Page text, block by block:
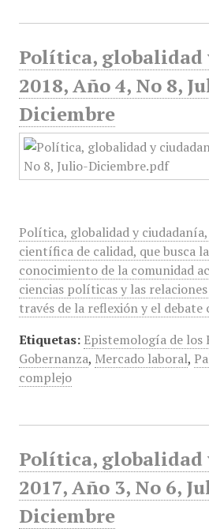
Política, globalidad
2018, Año 4, No 8,
Diciembre
Política, globalidad y
científica de calidad, que busca
conocimiento de la comunidad
ciencias políticas y las
través de la reflexión y el
Etiquetas: Epistemología de los
Gobernanza, Mercado laboral,
complejo
Política, globalidad
2017, Año 3, No 6,
Diciembre